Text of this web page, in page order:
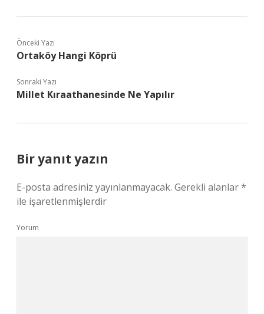
Önceki Yazı
Ortaköy Hangi Köprü
Sonraki Yazı
Millet Kıraathanesinde Ne Yapılır
Bir yanıt yazın
E-posta adresiniz yayınlanmayacak. Gerekli alanlar*
ile işaretlenmişlerdir
Yorum